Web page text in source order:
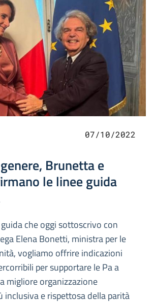
07/10/2022
Brunetta e
le linee guida
che oggi sottoscrivo con
Elena Bonetti, ministra per le
vogliamo offrire indicazioni
per supportare le Pa a
migliore organizzazione
inclusiva e rispettosa della parità